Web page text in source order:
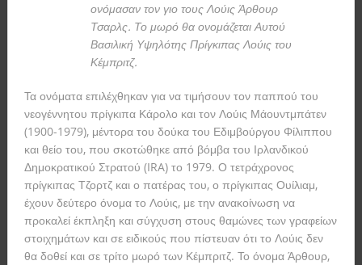
ονόμασαν τον γιο τους Λούις Άρθουρ
Τσαρλς. Το μωρό θα ονομάζεται Αυτού
Βασιλική Υψηλότης Πρίγκιπας Λούις του
Κέμπριτζ.
Τα ονόματα επιλέχθηκαν για να τιμήσουν τον παππού του
νεογέννητου πρίγκιπα Κάρολο και τον Λούις Μάουντμπάτεν
(1900-1979), μέντορα του δούκα του Εδιμβούργου Φίλιππου
και θείο του, που σκοτώθηκε από βόμβα του Ιρλανδικού
Δημοκρατικού Στρατού (IRA) το 1979. Ο τετράχρονος
πρίγκιπας Τζορτζ και ο πατέρας του, ο πρίγκιπας Ουίλιαμ,
έχουν δεύτερο όνομα το Λούις, με την ανακοίνωση να
προκαλεί έκπληξη και σύγχυση στους θαμώνες των γραφείων
στοιχημάτων και σε ειδικούς που πίστευαν ότι το Λούις δεν
θα δοθεί και σε τρίτο μωρό των Κέμπριτζ. Το όνομα Άρθουρ,